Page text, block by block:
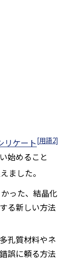
リケート[用語2]
始めること
ました。
った、結晶化
る新しい方法
孔質材料やネ
誤に頼る方法